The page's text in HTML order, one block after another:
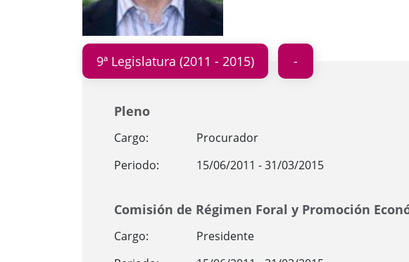
9ª Legislatura (2011 - 2015)
Pleno
Cargo:
Procurador
Periodo:
15/06/2011 - 31/03/2015
Comisión de Régimen Foral y Promoción
Cargo:
Presidente